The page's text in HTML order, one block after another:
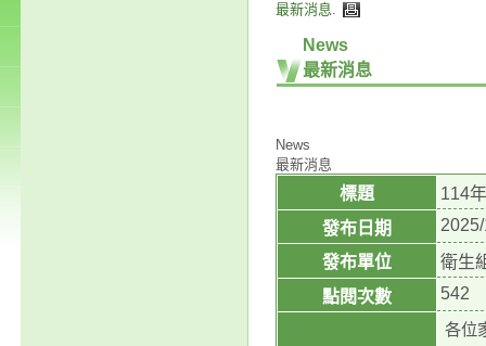
最新消息.
News
最新消息
News
最新消息
標題
114
發布日期
發布單位
衛生
點閱次數
542
各位